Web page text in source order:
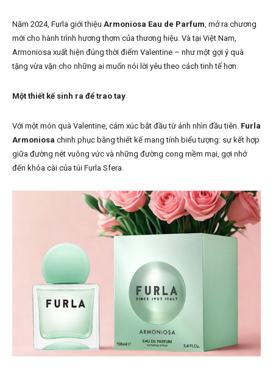
Năm 2024, Furla giới thiệu Armoniosa Eau de Parfum, mở ra chương
mới cho hành trình hương thơm của thương hiệu. Và tại Việt Nam,
Armoniosa xuất hiện đúng thời điểm Valentine – như một gợi ý quà
tặng vừa vặn cho những ai muốn nói lời yêu theo cách tinh tế hơn.
Một thiết kế sinh ra để trao tay
Với một món quà Valentine, cảm xúc bắt đầu từ ánh nhìn đầu tiên. Furla
Armoniosa chinh phục bằng thiết kế mang tính biểu tượng: sự kết hợp
giữa đường nét vuông vức và những đường cong mềm mại, gợi nhớ
đến khóa cài của túi Furla Sfera.